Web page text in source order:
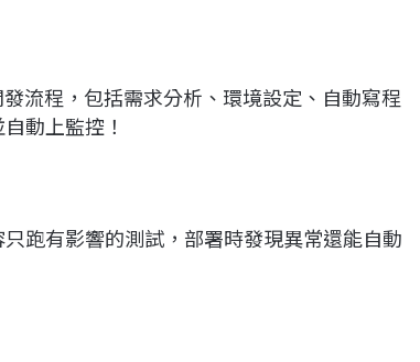
流程，包括需求分析、環境設定、自動寫程
動上監控！
跑有影響的測試，部署時發現異常還能自動